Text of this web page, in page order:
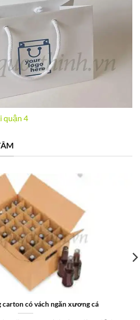
quận 4
carton có vách ngăn xương cá